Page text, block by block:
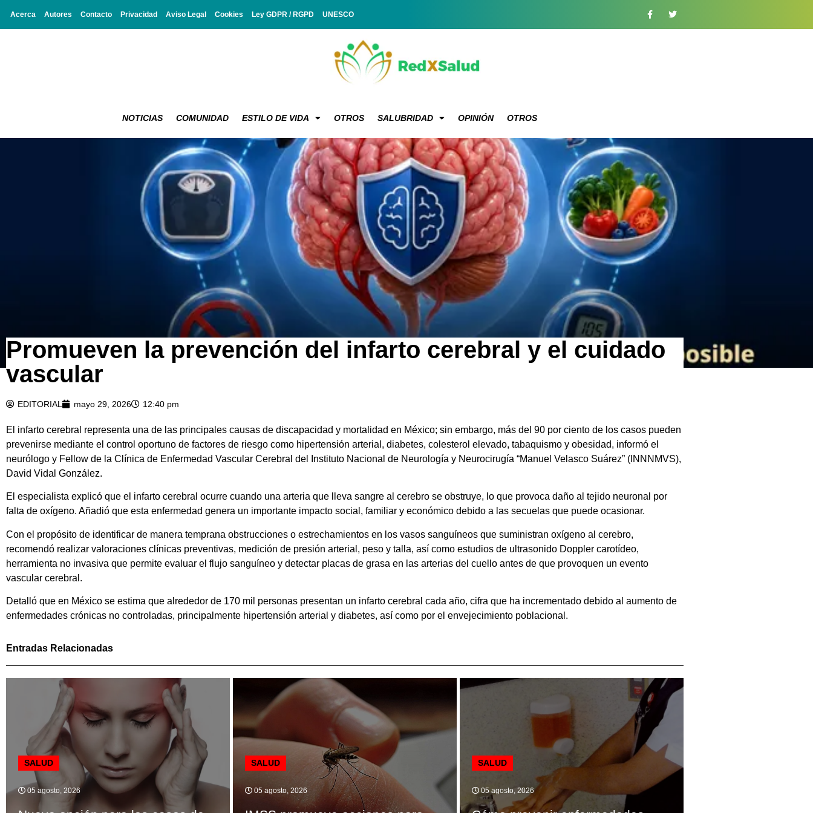
Acerca Autores Contacto Privacidad Aviso Legal Cookies Ley GDPR / RGPD UNESCO
NOTICIAS COMUNIDAD ESTILO DE VIDA OTROS SALUBRIDAD OPINIÓN OTROS
Promueven la prevención del infarto cerebral y el cuidado
vascular
EDITORIAL mayo 29, 2026 12:40 pm
El infarto cerebral representa una de las principales causas de discapacidad y mortalidad en México; sin embargo, más del 90 por ciento de los casos pueden
prevenirse mediante el control oportuno de factores de riesgo como hipertensión arterial, diabetes, colesterol elevado, tabaquismo y obesidad, informó el
neurólogo y Fellow de la Clínica de Enfermedad Vascular Cerebral del Instituto Nacional de Neurología y Neurocirugía “Manuel Velasco Suárez” (INNNMVS),
David Vidal González.
El especialista explicó que el infarto cerebral ocurre cuando una arteria que lleva sangre al cerebro se obstruye, lo que provoca daño al tejido neuronal por
falta de oxígeno. Añadió que esta enfermedad genera un importante impacto social, familiar y económico debido a las secuelas que puede ocasionar.
Con el propósito de identificar de manera temprana obstrucciones o estrechamientos en los vasos sanguíneos que suministran oxígeno al cerebro,
recomendó realizar valoraciones clínicas preventivas, medición de presión arterial, peso y talla, así como estudios de ultrasonido Doppler carotídeo,
herramienta no invasiva que permite evaluar el flujo sanguíneo y detectar placas de grasa en las arterias del cuello antes de que provoquen un evento
vascular cerebral.
Detalló que en México se estima que alrededor de 170 mil personas presentan un infarto cerebral cada año, cifra que ha incrementado debido al aumento de
enfermedades crónicas no controladas, principalmente hipertensión arterial y diabetes, así como por el envejecimiento poblacional.
Entradas Relacionadas
SALUD
05 agosto, 2026
SALUD
05 agosto, 2026
SALUD
05 agosto, 2026